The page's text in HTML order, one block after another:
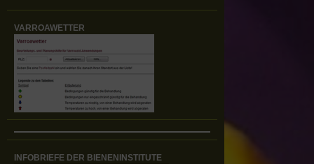
VARROAWETTER
INFOBRIEFE DER BIENENINSTITUTE